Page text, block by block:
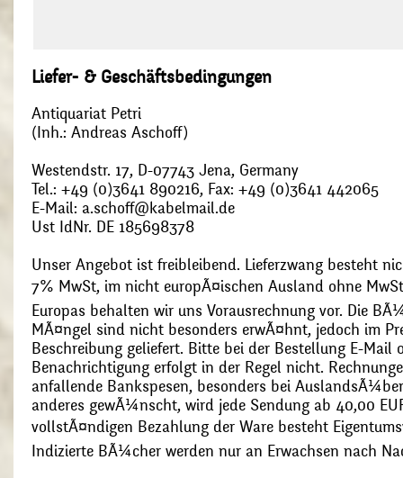
Liefer- & Geschäftsbedingungen
Antiquariat Petri
(Inh.: Andreas Aschoff)
Westendstr. 17, D-07743 Jena, Germany
Tel.: +49 (0)3641 890216, Fax: +49 (0)3641 442065
E-Mail: a.schoff@kabelmail.de
Ust IdNr. DE 185698378
Unser Angebot ist freibleibend. Lieferzwang besteht
7% MwSt, im nicht europÃ¤ischen Ausland ohne
Europas behalten wir uns Vorausrechnung vor. Die
MÃ¤ngel sind nicht besonders erwÃ¤hnt, jedoch im
Beschreibung geliefert. Bitte bei der Bestellung E-Mail
Benachrichtigung erfolgt in der Regel nicht.
anfallende Bankspesen, besonders bei
anderes gewÃ¼nscht, wird jede Sendung ab 40,00
vollstÃ¤ndigen Bezahlung der Ware besteht
Indizierte BÃ¼cher werden nur an Erwachsen nach